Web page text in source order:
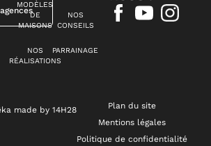
MODÈLES
DE
MAISONS
NOS
RÉALISATIONS
NOS
CONSEILS
PARRAINAGE
made by 14H28
Plan du site
Mentions légales
Politique de confidentialité